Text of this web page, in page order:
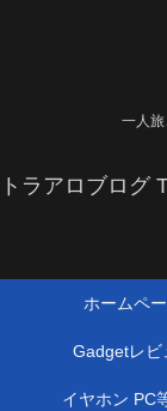
一人
トラアロブログ
ホームペ
Gadgetレビ
イヤホン PC